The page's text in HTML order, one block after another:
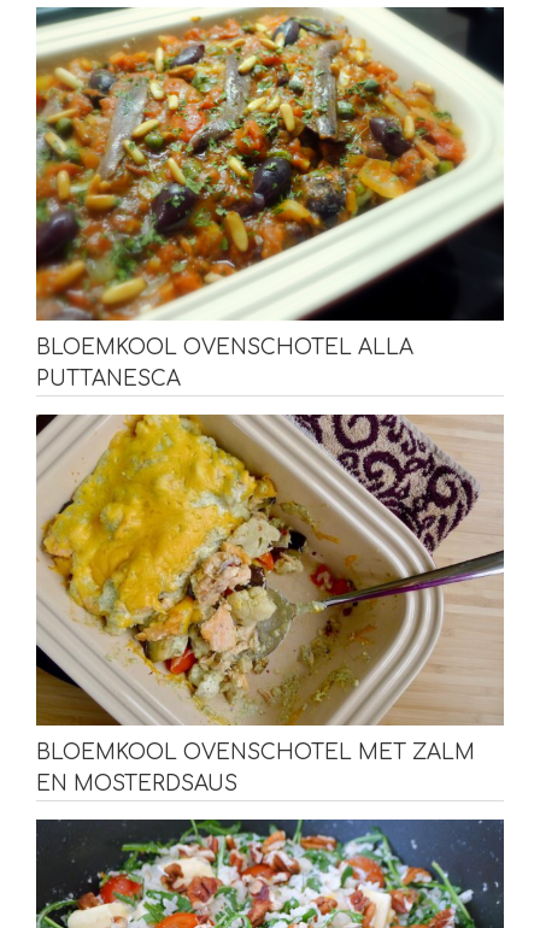
BLOEMKOOL OVENSCHOTEL ALLA
PUTTANESCA
BLOEMKOOL OVENSCHOTEL MET ZALM
EN MOSTERDSAUS